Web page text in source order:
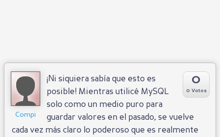
Compi
0
0 Votos
¡Ni siquiera sabía que esto es
posible! Mientras utilicé MySQL
solo como un medio puro para
guardar valores en el pasado, se vuelve
cada vez más claro lo poderoso que es realmente